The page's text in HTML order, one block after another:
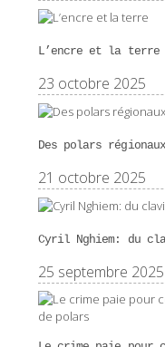
L’encre et la terre
23 octobre 2025
Des polars
21 octobre 2025
Cyril Nghiem: du
25 septembre 2025